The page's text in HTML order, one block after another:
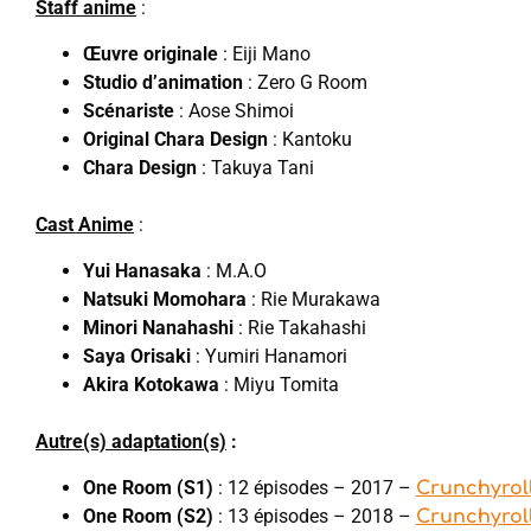
Staff anime :
Œuvre originale : Eiji Mano
Studio d’animation : Zero G Room
Scénariste : Aose Shimoi
Original Chara Design : Kantoku
Chara Design : Takuya Tani
Cast Anime :
Yui Hanasaka : M.A.O
Natsuki Momohara : Rie Murakawa
Minori Nanahashi : Rie Takahashi
Saya Orisaki : Yumiri Hanamori
Akira Kotokawa : Miyu Tomita
Autre(s) adaptation(s) :
One Room (S1) : 12 épisodes – 2017 –
One Room (S2) : 13 épisodes – 2018 –